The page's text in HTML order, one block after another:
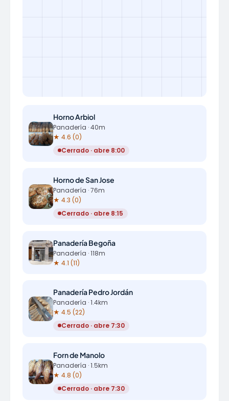
Horno Arbiol
Panadería · 40m
★ 4.6 (0)
Cerrado · abre 8:00
Horno de San Jose
Panadería · 76m
★ 4.3 (0)
Cerrado · abre 8:15
Panadería Begoña
Panadería · 118m
★ 4.1 (11)
Panadería Pedro Jordán
Panadería · 1.4km
★ 4.5 (22)
Cerrado · abre 7:30
Forn de Manolo
Panadería · 1.5km
★ 4.8 (0)
Cerrado · abre 7:30